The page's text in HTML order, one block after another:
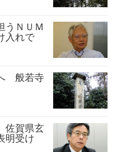
うＮＵＭ
入れで
般若寺
佐賀県玄
明受け